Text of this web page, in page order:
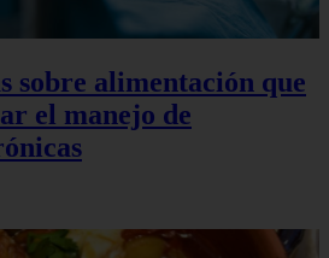
sobre alimentación que
el manejo de